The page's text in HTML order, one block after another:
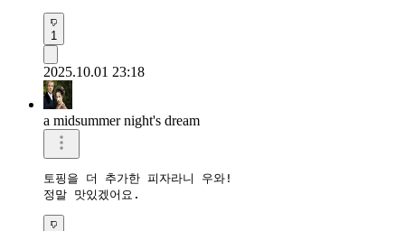
1
2025.10.01 23:18
a midsummer night's dream
토핑을 더 추가한 피자라니 우와!
정말 맛있겠어요.